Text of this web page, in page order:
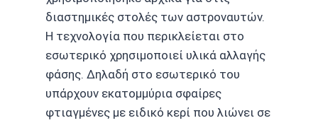
διαστημικές στολές των αστροναυτών.
Η τεχνολογία που περικλείεται στο
εσωτερικό χρησιμοποιεί υλικά αλλαγής
φάσης. Δηλαδή στο εσωτερικό του
υπάρχουν εκατομμύρια σφαίρες
φτιαγμένες με ειδικό κερί που λιώνει σε